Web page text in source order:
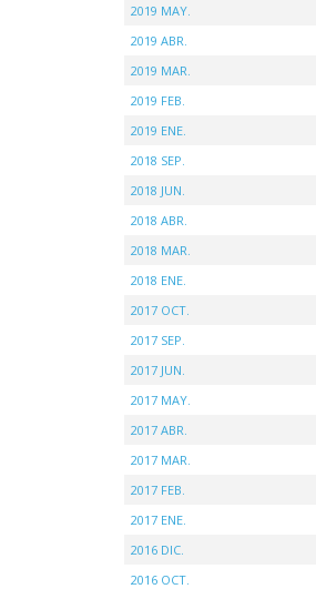
2019 MAY.
2019 ABR.
2019 MAR.
2019 FEB.
2019 ENE.
2018 SEP.
2018 JUN.
2018 ABR.
2018 MAR.
2018 ENE.
2017 OCT.
2017 SEP.
2017 JUN.
2017 MAY.
2017 ABR.
2017 MAR.
2017 FEB.
2017 ENE.
2016 DIC.
2016 OCT.